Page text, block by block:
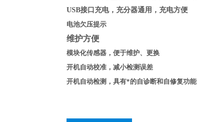
USB接口充电，充分器通用，充电方便
电池欠压提示
维护方便
模块化传感器，便于维护、更换
开机自动校准，减小检测误差
开机自动检测，具有*的自诊断和自修复功能